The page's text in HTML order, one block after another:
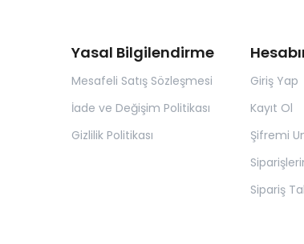
Yasal Bilgilendirme
Mesafeli Satış Sözleşmesi
İade ve Değişim Politikası
Gizlilik Politikası
Giriş Yap
Kayıt Ol
Şifremi
Sipariş